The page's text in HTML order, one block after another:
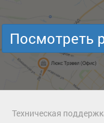
Посмотреть
Техническая